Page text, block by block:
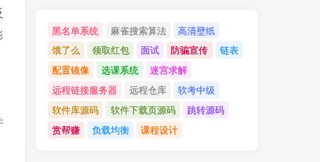
黑名单系统 麻雀搜索算法
高清壁纸
饿了么
领取红包 面试 防骗宣传
链表
配置镜像
选课系统
迷宫求解
远程链接服务器
远程仓库
软考中级
软件库源码
软件下载页源码
跳转源码
赏帮赚
负载均衡 课程设计